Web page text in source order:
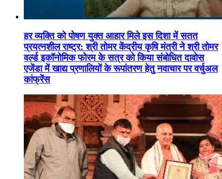
हर व्यक्ति को पोषण युक्त आहार मिले इस दिशा में सतत
प्रयत्नशील राष्ट्र: श्री तोमर केंद्रीय कृषि मंत्री ने श्री तोमर
वर्ल्ड इकॉनोमिक फोरम के सत्र को किया संबोधित दावोस
एजेंडा में खाद्य प्रणालियों के रूपांतरण हेतु नवाचार पर वर्चुअल
कांफ्रेंस